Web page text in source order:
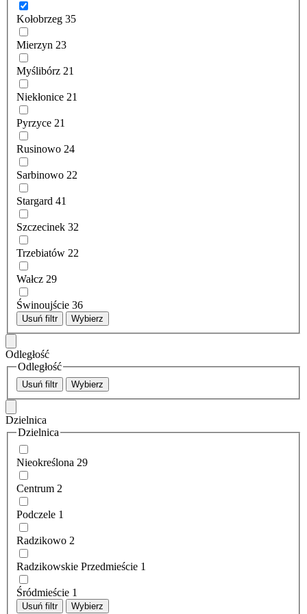
Kołobrzeg 35
Mierzyn 23
Myślibórz 21
Niekłonice 21
Pyrzyce 21
Rusinowo 24
Sarbinowo 22
Stargard 41
Szczecinek 32
Trzebiatów 22
Wałcz 29
Świnoujście 36
Usuń filtr Wybierz
Odległość
Odległość
Usuń filtr Wybierz
Dzielnica
Dzielnica
Nieokreślona 29
Centrum 2
Podczele 1
Radzikowo 2
Radzikowskie Przedmieście 1
Śródmieście 1
Usuń filtr Wybierz